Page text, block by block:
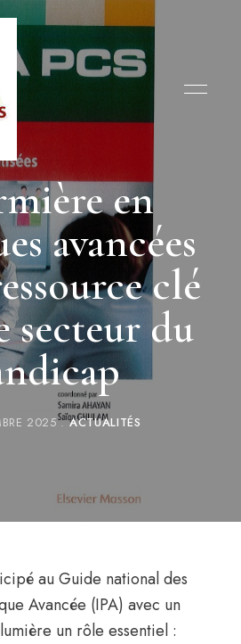
en
avancées
clé
secteur du
2025 ACTUALITÉS
au Guide national des
Avancée (IPA) avec un
un rôle essentiel :